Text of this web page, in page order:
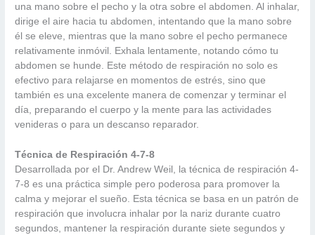
una mano sobre el pecho y la otra sobre el abdomen. Al inhalar,
dirige el aire hacia tu abdomen, intentando que la mano sobre
él se eleve, mientras que la mano sobre el pecho permanece
relativamente inmóvil. Exhala lentamente, notando cómo tu
abdomen se hunde. Este método de respiración no solo es
efectivo para relajarse en momentos de estrés, sino que
también es una excelente manera de comenzar y terminar el
día, preparando el cuerpo y la mente para las actividades
venideras o para un descanso reparador.
Técnica de Respiración 4-7-8
Desarrollada por el Dr. Andrew Weil, la técnica de respiración 4-
7-8 es una práctica simple pero poderosa para promover la
calma y mejorar el sueño. Esta técnica se basa en un patrón de
respiración que involucra inhalar por la nariz durante cuatro
segundos, mantener la respiración durante siete segundos y